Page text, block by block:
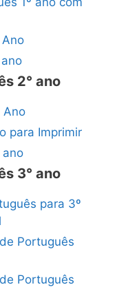
2° ano
Ano
para Imprimir
ano
3° ano
para 3º
Português
Português